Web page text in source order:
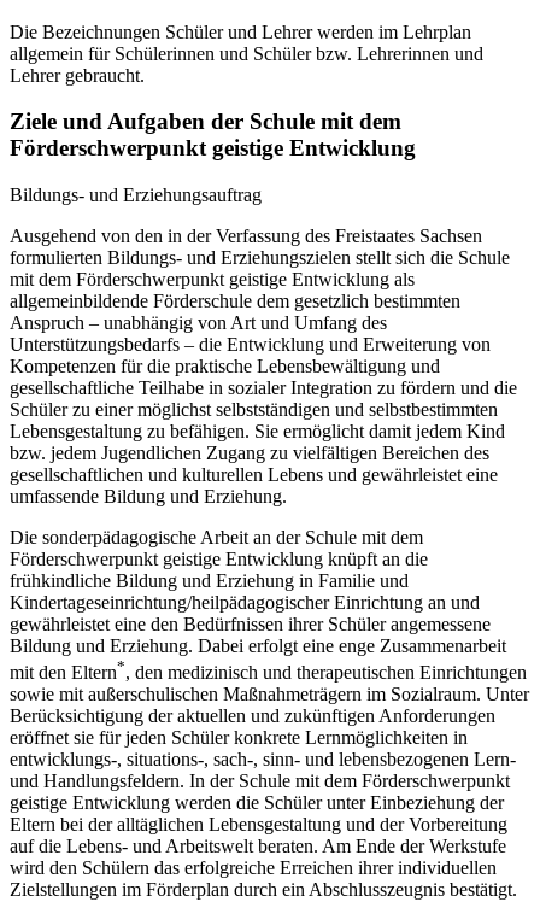
Die Bezeichnungen Schüler und Lehrer werden im Lehrplan
allgemein für Schülerinnen und Schüler bzw. Lehrerinnen und
Lehrer gebraucht.
Ziele und Aufgaben der Schule mit dem
Förderschwerpunkt geistige Entwicklung
Bildungs- und Erziehungsauftrag
Ausgehend von den in der Verfassung des Freistaates Sachsen
formulierten Bildungs- und Erziehungszielen stellt sich die Schule
mit dem Förderschwerpunkt geistige Entwicklung als
allgemeinbildende Förderschule dem gesetzlich bestimmten
Anspruch – unabhängig von Art und Umfang des
Unterstützungsbedarfs – die Entwicklung und Erweiterung von
Kompetenzen für die praktische Lebensbewältigung und
gesellschaftliche Teilhabe in sozialer Integration zu fördern und die
Schüler zu einer möglichst selbstständigen und selbstbestimmten
Lebensgestaltung zu befähigen. Sie ermöglicht damit jedem Kind
bzw. jedem Jugendlichen Zugang zu vielfältigen Bereichen des
gesellschaftlichen und kulturellen Lebens und gewährleistet eine
umfassende Bildung und Erziehung.
Die sonderpädagogische Arbeit an der Schule mit dem
Förderschwerpunkt geistige Entwicklung knüpft an die
frühkindliche Bildung und Erziehung in Familie und
Kindertageseinrichtung/heilpädagogischer Einrichtung an und
gewährleistet eine den Bedürfnissen ihrer Schüler angemessene
Bildung und Erziehung. Dabei erfolgt eine enge Zusammenarbeit
mit den Eltern*, den medizinisch und therapeutischen Einrichtungen
sowie mit außerschulischen Maßnahmeträgern im Sozialraum. Unter
Berücksichtigung der aktuellen und zukünftigen Anforderungen
eröffnet sie für jeden Schüler konkrete Lernmöglichkeiten in
entwicklungs-, situations-, sach-, sinn- und lebensbezogenen Lern-
und Handlungsfeldern. In der Schule mit dem Förderschwerpunkt
geistige Entwicklung werden die Schüler unter Einbeziehung der
Eltern bei der alltäglichen Lebensgestaltung und der Vorbereitung
auf die Lebens- und Arbeitswelt beraten. Am Ende der Werkstufe
wird den Schülern das erfolgreiche Erreichen ihrer individuellen
Zielstellungen im Förderplan durch ein Abschlusszeugnis bestätigt.